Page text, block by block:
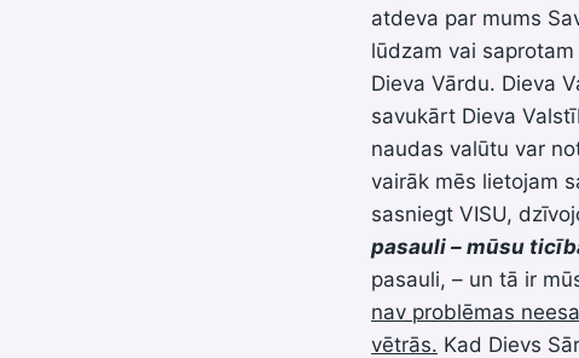
atdeva par mums
lūdzam vai
Dieva Vārdu. Dieva
savukārt Dieva
naudas valūtu var
vairāk mēs lietojam
sasniegt VISU,
pasauli – mūsu
pasauli, – un tā ir
nav problēmas
vētrās. Kad Dievs